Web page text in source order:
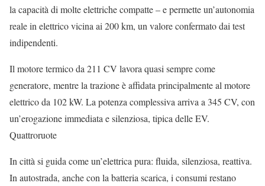
la capacità di molte elettriche compatte – e permette un’autonomia
reale in elettrico vicina ai 200 km, un valore confermato dai test
indipendenti.
Il motore termico da 211 CV lavora quasi sempre come
generatore, mentre la trazione è affidata principalmente al motore
elettrico da 102 kW. La potenza complessiva arriva a 345 CV, con
un’erogazione immediata e silenziosa, tipica delle EV.
Quattroruote
In città si guida come un’elettrica pura: fluida, silenziosa, reattiva.
In autostrada, anche con la batteria scarica, i consumi restano